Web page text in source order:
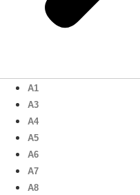
A1
A3
A4
A5
A6
A7
A8